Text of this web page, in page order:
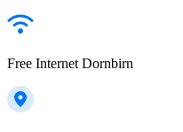
Free Internet Dornbirn